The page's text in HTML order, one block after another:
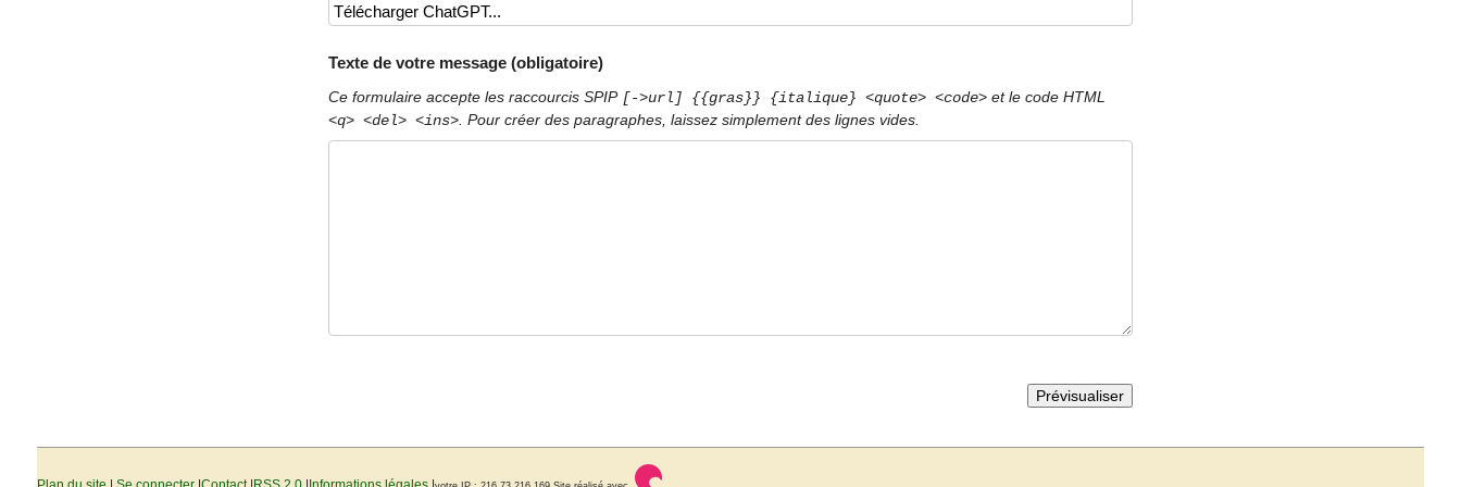
Texte de votre message (obligatoire)
Ce formulaire accepte les raccourcis SPIP [->url] {{gras}} {italique} <quote> <code>et le code HTML
<q> <del> <ins>. Pour créer des paragraphes, laissez simplement des lignes vides.
Plan du site Se connecter| Contact| RSS 2.0| Informations légales|